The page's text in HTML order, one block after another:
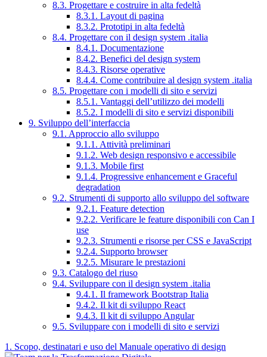
8.3. Progettare e costruire in alta fedeltà
8.3.1. Layout di pagina
8.3.2. Prototipi in alta fedeltà
8.4. Progettare con il design system .italia
8.4.1. Documentazione
8.4.2. Benefici del design system
8.4.3. Risorse operative
8.4.4. Come contribuire al design system .italia
8.5. Progettare con i modelli di sito e servizi
8.5.1. Vantaggi dell’utilizzo dei modelli
8.5.2. I modelli di sito e servizi disponibili
9. Sviluppo dell’interfaccia
9.1. Approccio allo sviluppo
9.1.1. Attività preliminari
9.1.2. Web design responsivo e accessibile
9.1.3. Mobile first
9.1.4. Progressive enhancement e Graceful
degradation
9.2. Strumenti di supporto allo sviluppo del software
9.2.1. Feature detection
9.2.2. Verificare le feature disponibili con Can I
use
9.2.3. Strumenti e risorse per CSS e JavaScript
9.2.4. Supporto browser
9.2.5. Misurare le prestazioni
9.3. Catalogo del riuso
9.4. Sviluppare con il design system .italia
9.4.1. Il framework Bootstrap Italia
9.4.2. Il kit di sviluppo React
9.4.3. Il kit di sviluppo Angular
9.5. Sviluppare con i modelli di sito e servizi
1. Scopo, destinatari e uso del Manuale operativo di design